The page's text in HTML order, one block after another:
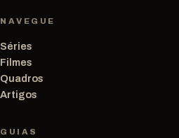
NAVEGUE
Séries
Filmes
Quadros
Artigos
GUIAS